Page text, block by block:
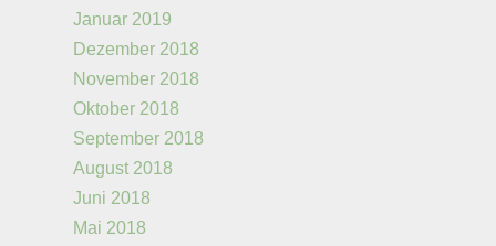
Januar 2019
Dezember 2018
November 2018
Oktober 2018
September 2018
August 2018
Juni 2018
Mai 2018